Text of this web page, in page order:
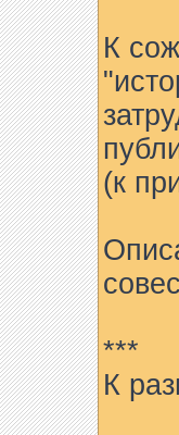
К
(к
***
К